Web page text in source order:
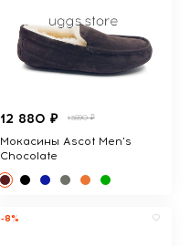
12 880 ₽ 13890 ₽
Мокасины Ascot Men's
Chocolate
-8%